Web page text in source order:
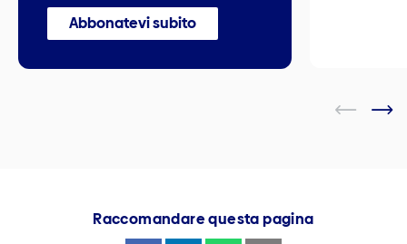
Abbonatevi subito
Raccomandare questa pagina